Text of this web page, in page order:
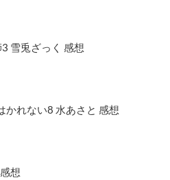
雪兎ざっく 感想
かれない8 水あさと 感想
想